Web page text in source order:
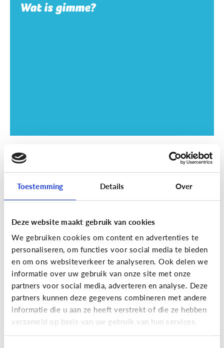
Toestemming Details Over
Deze website maakt gebruik van cookies
We gebruiken cookies om content en advertenties te
personaliseren, om functies voor social media te bieden
en om ons websiteverkeer te analyseren. Ook delen we
informatie over uw gebruik van onze site met onze
partners voor social media, adverteren en analyse. Deze
partners kunnen deze gegevens combineren met andere
informatie die u aan ze heeft verstrekt of die ze hebben
verzameld op basis van uw gebruik van hun services.
Wat is gimme?
School
SOS examentijd! 5 tips tegen
online afleiding
School
Wat is Smartschool?